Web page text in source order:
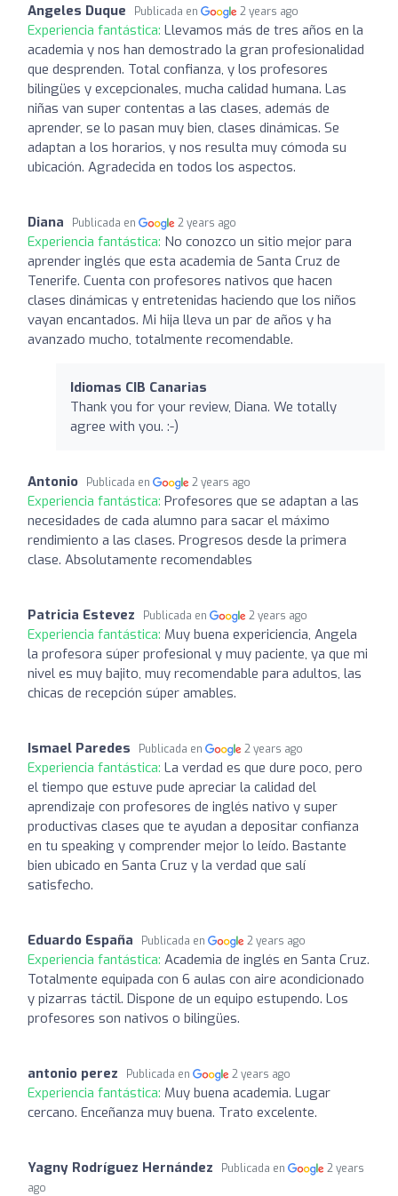
Angeles Duque Publicada en 2 years ago
Experiencia fantástica: Llevamos más de tres años en la
academia y nos han demostrado la gran profesionalidad
que desprenden. Total confianza, y los profesores
bilingües y excepcionales, mucha calidad humana. Las
niñas van super contentas a las clases, además de
aprender, se lo pasan muy bien, clases dinámicas. Se
adaptan a los horarios, y nos resulta muy cómoda su
ubicación. Agradecida en todos los aspectos.
Diana Publicada en 2 years ago
Experiencia fantástica: No conozco un sitio mejor para
aprender inglés que esta academia de Santa Cruz de
Tenerife. Cuenta con profesores nativos que hacen
clases dinámicas y entretenidas haciendo que los niños
vayan encantados. Mi hija lleva un par de años y ha
avanzado mucho, totalmente recomendable.
Idiomas CIB Canarias
Thank you for your review, Diana. We totally
agree with you. :-)
Antonio Publicada en 2 years ago
Experiencia fantástica: Profesores que se adaptan a las
necesidades de cada alumno para sacar el máximo
rendimiento a las clases. Progresos desde la primera
clase. Absolutamente recomendables
Patricia Estevez Publicada en 2 years ago
Experiencia fantástica: Muy buena expericiencia, Angela
la profesora súper profesional y muy paciente, ya que mi
nivel es muy bajito, muy recomendable para adultos, las
chicas de recepción súper amables.
Ismael Paredes Publicada en 2 years ago
Experiencia fantástica: La verdad es que dure poco, pero
el tiempo que estuve pude apreciar la calidad del
aprendizaje con profesores de inglés nativo y super
productivas clases que te ayudan a depositar confianza
en tu speaking y comprender mejor lo leído. Bastante
bien ubicado en Santa Cruz y la verdad que salí
satisfecho.
Eduardo España Publicada en 2 years ago
Experiencia fantástica: Academia de inglés en Santa Cruz.
Totalmente equipada con 6 aulas con aire acondicionado
y pizarras táctil. Dispone de un equipo estupendo. Los
profesores son nativos o bilingües.
antonio perez Publicada en 2 years ago
Experiencia fantástica: Muy buena academia. Lugar
cercano. Enceñanza muy buena. Trato excelente.
Yagny Rodríguez Hernández Publicada en
2 years
ago